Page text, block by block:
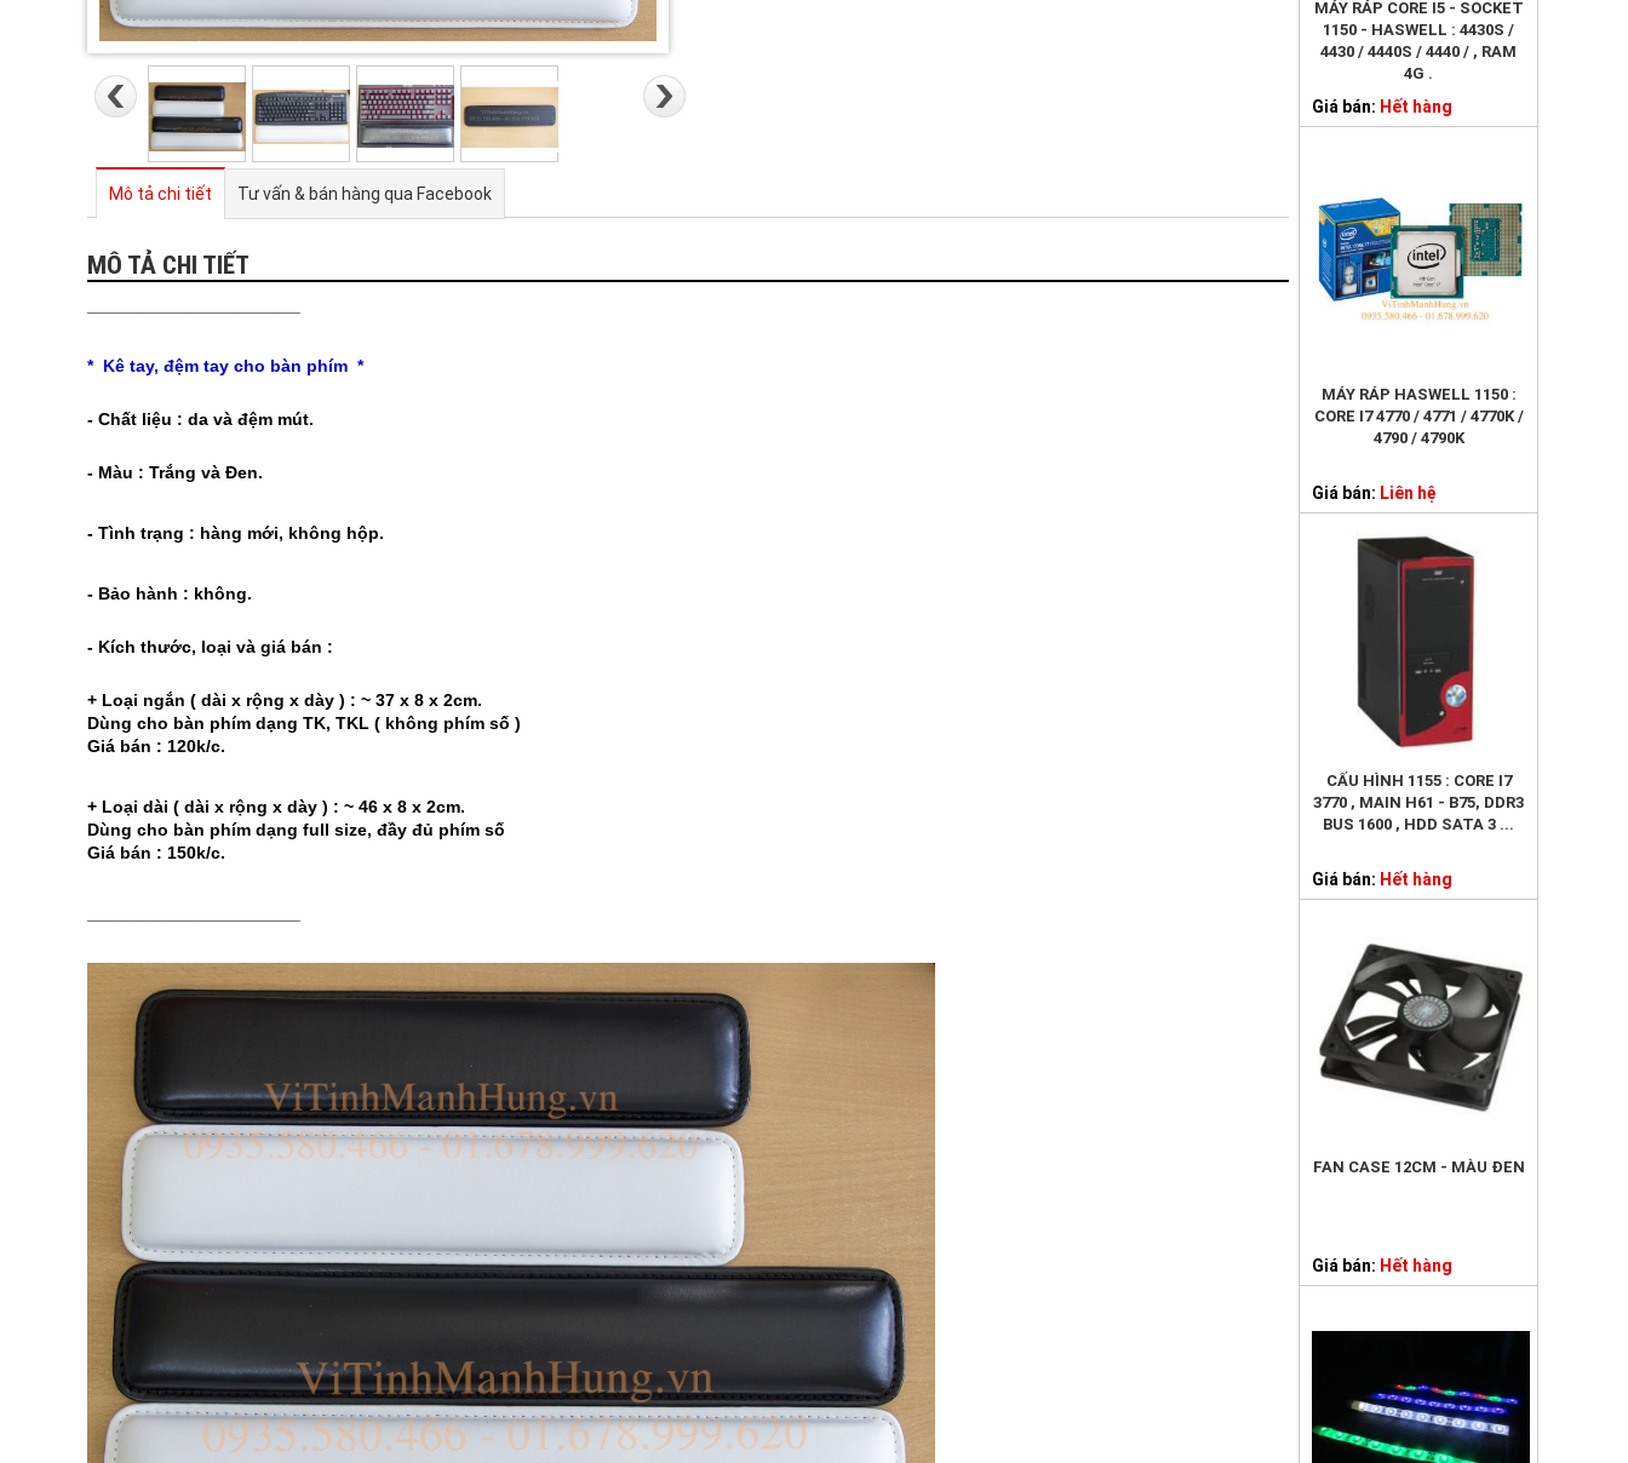
Mô tả chi tiết Tư vấn & bán hàng qua Facebook
MÔ TẢ CHI TIẾT
* Kê tay, đệm tay cho bàn phím *
- Chất liệu : da và đệm mút.
- Màu : Trắng và Đen.
- Tình trạng : hàng mới, không hộp.
- Bảo hành : không.
- Kích thước, loại và giá bán :
+ Loại ngắn ( dài x rộng x dày ) : ~ 37 x 8 x 2cm.
Dùng cho bàn phím dạng TK, TKL ( không phím số )
Giá bán : 120k/c.
+ Loại dài ( dài x rộng x dày ) : ~ 46 x 8 x 2cm.
Dùng cho bàn phím dạng full size, đầy đủ phím số
Giá bán : 150k/c.
MÁY RÁP CORE I5 - SOCKET
1150 - HASWELL : 4430S /
4430 / 4440S / 4440 / , RAM
4G .
Giá bán: Hết hàng
MÁY RÁP HASWELL 1150 :
CORE I7 4770 / 4771 / 4770K /
4790 / 4790K
Giá bán: Liên hệ
CẤU HÌNH 1155 : CORE I7
3770 , MAIN H61 - B75, DDR3
BUS 1600 , HDD SATA 3 ...
Giá bán: Hết hàng
FAN CASE 12CM - MÀU ĐEN
Giá bán: Hết hàng